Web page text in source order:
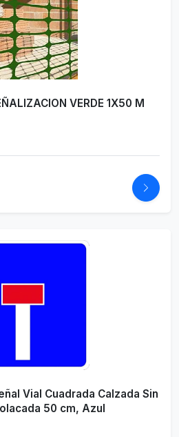
VERDE 1X50 M
Vial Cuadrada Calzada Sin
50 cm, Azul